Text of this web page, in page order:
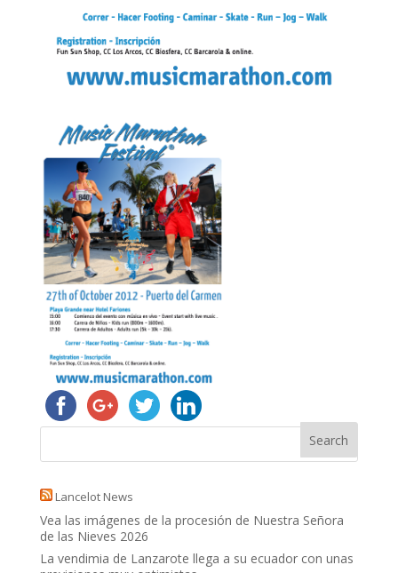
Lancelot News
Vea las imágenes de la procesión de Nuestra Señora
de las Nieves 2026
La vendimia de Lanzarote llega a su ecuador con unas